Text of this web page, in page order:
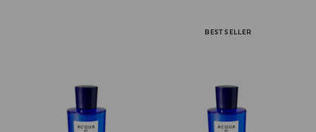
BEST SELLER